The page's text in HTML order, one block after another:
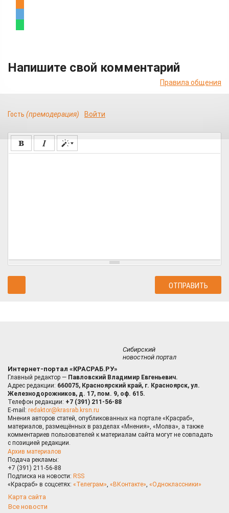
Напишите свой комментарий
Правила общения
Гость (премодерация) Войти
Сибирский
новостной портал
Интернет-портал «КРАСРАБ.РУ»
Главный редактор — Павловский Владимир Евгеньевич.
Адрес редакции: 660075, Красноярский край, г. Красноярск, ул.
Железнодорожников, д. 17, пом. 9, оф. 615.
Телефон редакции: +7 (391) 211-56-88
E-mail: redaktor@krasrab.krsn.ru
Мнения авторов статей, опубликованных на портале «Красраб»,
материалов, размещённых в разделах «Мнения», «Молва», а также
комментариев пользователей к материалам сайта могут не совпадать
с позицией редакции.
Архив материалов
Подача рекламы:
+7 (391) 211-56-88
Подписка на новости: RSS
«Красраб» в соцсетях: «Телеграм», «ВКонтакте», «Одноклассники»
Карта сайта
Все новости